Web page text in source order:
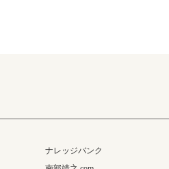
ナレッジバンク